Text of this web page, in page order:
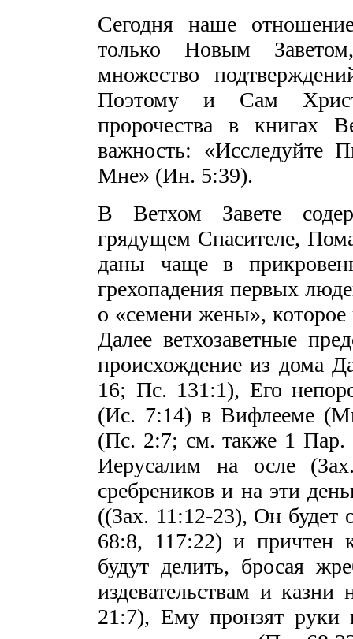
Сегодня наше
только Новым
множество
Поэтому и Сам
пророчества в книгах
важность: «Исследуйте
Мне» (Ин. 5:39).
В Ветхом Завете
грядущем Спасителе,
даны чаще в
грехопадения первых
о «семени жены», которое
Далее ветхозаветные
происхождение из дома
16; Пс. 131:1), Его
(Ис. 7:14) в Вифлееме
(Пс. 2:7; см. также 1 Пар.
Иерусалим на осле
сребреников и на эти
((Зах. 11:12-23), Он будет
68:8, 117:22) и причтен
будут делить, бросая
издевательствам и
21:7), Ему пронзят